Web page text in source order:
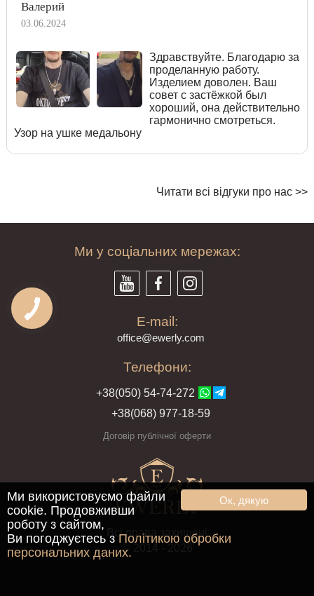
Валерий
03.06.2024
Здравствуйте. Благодарю за
проделанную работу.
Изделием доволен. Ваш
совет с застёжкой был
хороший, она действительно
гармонично смотреться.
Узор на ушке медальону
Читати всі відгуки про нас >>
Ми у соціальних мережах:
E-mail:
office@ewerly.com
Телефони:
+38(050) 54-74-272
+38(068) 977-18-59
Договір публічної оферти
Всі права захищені
© 2014 - 2026
Ок, дякую
Ми використовуємо файли
cookie. Продовживши
роботу з сайтом,
Ви погоджуєтесь з Політикою обробки
персональних даних.